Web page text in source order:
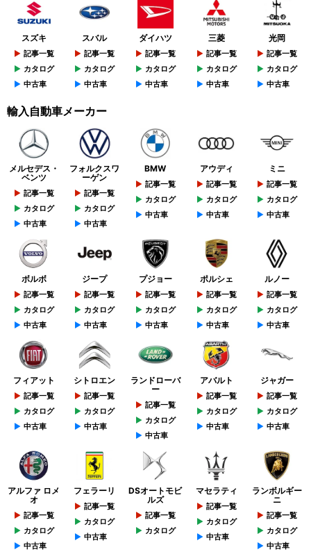
スズキ
記事一覧
カタログ
中古車
スバル
記事一覧
カタログ
中古車
ダイハツ
記事一覧
カタログ
中古車
三菱
記事一覧
カタログ
中古車
光岡
記事一覧
カタログ
中古車
輸入自動車メーカー
メルセデス・
ベンツ
記事一覧
カタログ
中古車
フォルクスワ
ーゲン
記事一覧
カタログ
中古車
BMW
記事一覧
カタログ
中古車
アウディ
記事一覧
カタログ
中古車
ミニ
記事一覧
カタログ
中古車
ボルボ
記事一覧
カタログ
中古車
ジープ
記事一覧
カタログ
中古車
プジョー
記事一覧
カタログ
中古車
ポルシェ
記事一覧
カタログ
中古車
ルノー
記事一覧
カタログ
中古車
フィアット
記事一覧
カタログ
中古車
シトロエン
記事一覧
カタログ
中古車
ランドローバ
ー
記事一覧
カタログ
中古車
アバルト
記事一覧
カタログ
中古車
ジャガー
記事一覧
カタログ
中古車
アルファ ロメ
オ
記事一覧
カタログ
中古車
フェラーリ
記事一覧
カタログ
中古車
DSオートモビ
ルズ
記事一覧
カタログ
マセラティ
記事一覧
カタログ
中古車
ランボルギー
ニ
記事一覧
カタログ
中古車